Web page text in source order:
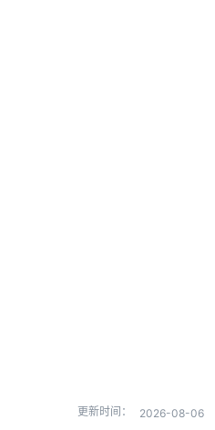
更新时间： 2026-08-06